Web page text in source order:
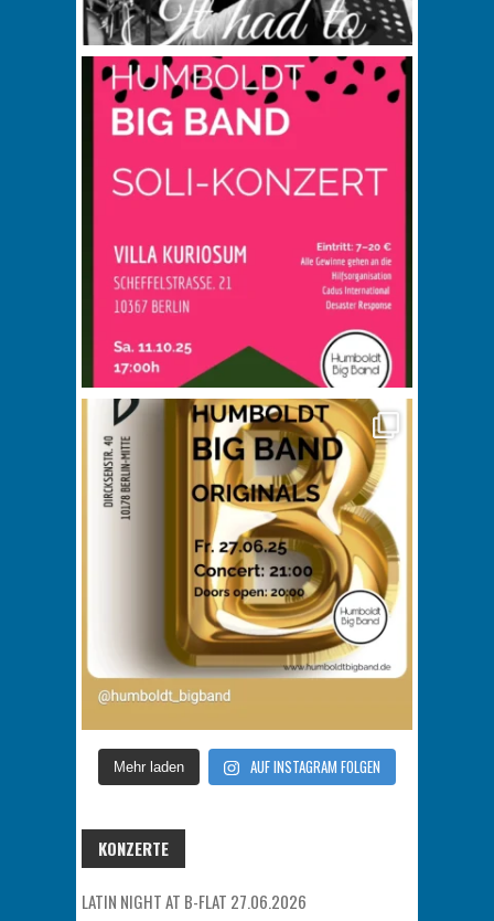
Mehr laden AUF INSTAGRAM FOLGEN
KONZERTE
LATIN NIGHT AT B-FLAT 27.06.2026